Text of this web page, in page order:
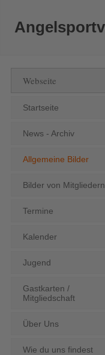
Webseite
Startseite
News - Archiv
Allgemeine Bilder
Bilder von Mitgliedern
Termine
Kalender
Jugend
Gastkarten /
Mitgliedschaft
Über Uns
Wie du uns findest